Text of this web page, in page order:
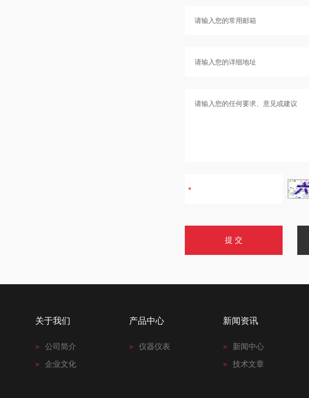
关于我们
公司简介
企业文化
产品中心
仪器仪表
新闻资讯
新闻中心
技术文章